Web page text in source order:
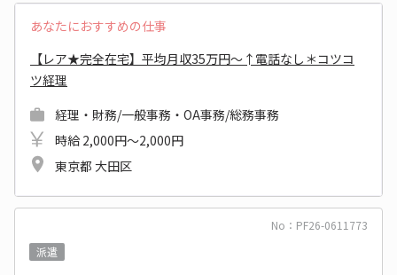
あなたにおすすめの仕事
【レア★完全在宅】平均月収35万円～↑電話なし＊コツコ
ツ経理
経理・財務/一般事務・OA事務/総務事務
時給 2,000円～2,000円
東京都 大田区
No：PF26-0611773
派遣